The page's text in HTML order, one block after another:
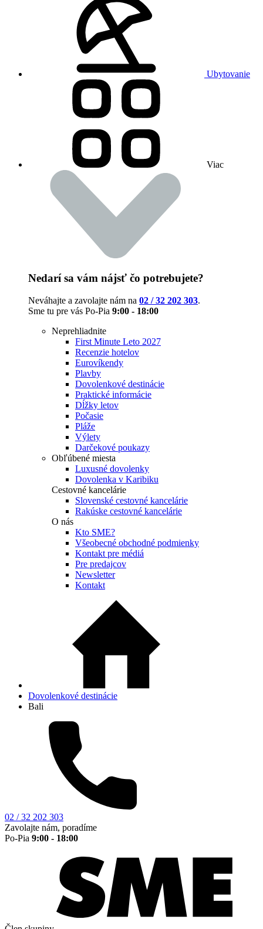
Ubytovanie
Viac
Nedarí sa vám nájsť čo potrebujete?
Neváhajte a zavolajte nám na 02 / 32 202 303.
Sme tu pre vás Po-Pia 9:00 - 18:00
Neprehliadnite
First Minute Leto 2027
Recenzie hotelov
Eurovíkendy
Plavby
Dovolenkové destinácie
Praktické informácie
Dĺžky letov
Počasie
Pláže
Výlety
Darčekové poukazy
Obľúbené miesta
Luxusné dovolenky
Dovolenka v Karibiku
Cestovné kancelárie
Slovenské cestovné kancelárie
Rakúske cestovné kancelárie
O nás
Kto SME?
Všeobecné obchodné podmienky
Kontakt pre médiá
Pre predajcov
Newsletter
Kontakt
Dovolenkové destinácie
Bali
02 / 32 202 303
Zavolajte nám, poradíme
Po-Pia 9:00 - 18:00